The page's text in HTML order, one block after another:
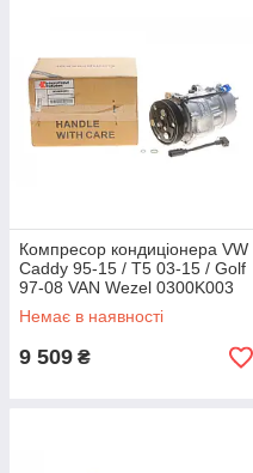
Компресор кондиціонера VW
Caddy 95-15 / T5 03-15 / Golf
97-08 VAN Wezel 0300K003
Немає в наявності
9 509 ₴